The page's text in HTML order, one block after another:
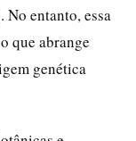
entanto, essa
que abrange
genética